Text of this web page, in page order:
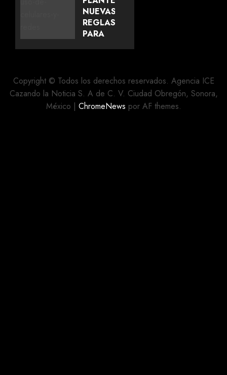
ZARAGOZA
EN
PUEBLA
NUEVAS
REGLAS
PARA
EL USO
DE
CELULARES
Y
Copyright © Todos los derechos reservados. Agencia ICE
Cazando la Noticia S. A de C. V. Ciudad Obregón, Sonora,
México | ChromeNews por AF themes.